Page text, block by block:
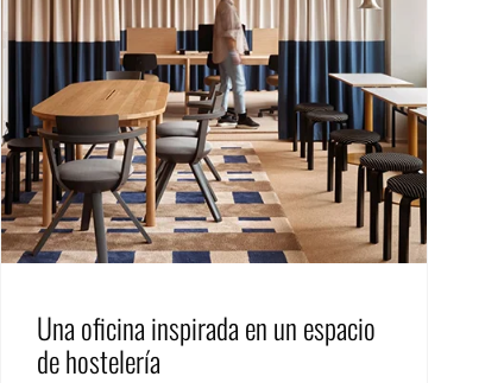
Una oficina inspirada en un espacio
de hostelería